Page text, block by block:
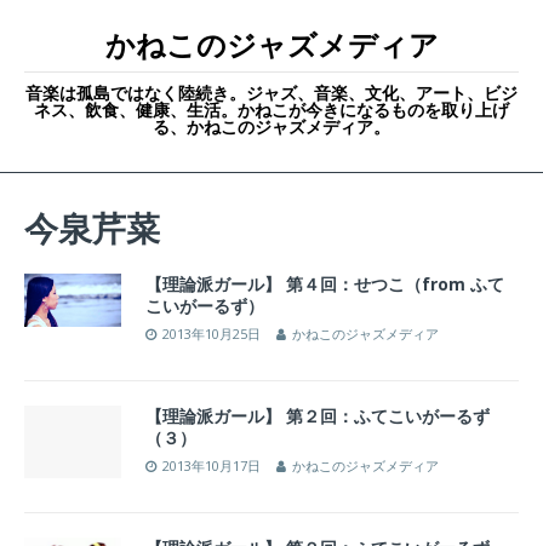
かねこのジャズメディア
音楽は孤島ではなく陸続き。ジャズ、音楽、文化、アート、ビジ
ネス、飲食、健康、生活。かねこが今きになるものを取り上げ
る、かねこのジャズメディア。
今泉芹菜
【理論派ガール】 第４回：せつこ（from ふて
こいがーるず）
2013年10月25日 かねこのジャズメディア
【理論派ガール】 第２回：ふてこいがーるず
（３）
2013年10月17日 かねこのジャズメディア